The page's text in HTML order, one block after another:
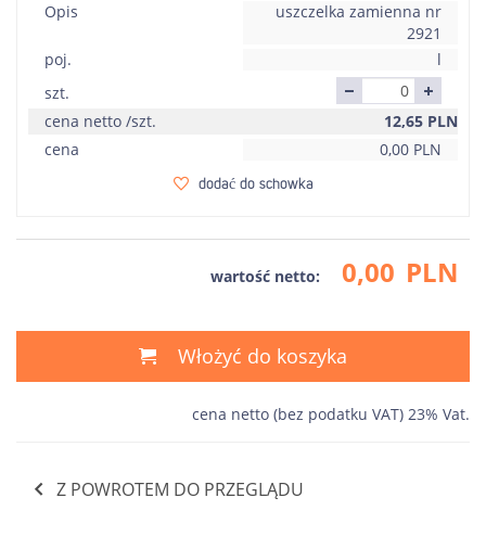
Opis
uszczelka zamienna nr
2921
poj.
l
szt.
cena netto /szt.
12,65 PLN
cena
0,00 PLN
dodać do schowka
wartość netto: 0,00 PLN
Włożyć do koszyka
cena netto (bez podatku VAT) 23% Vat.
Z POWROTEM DO PRZEGLĄDU